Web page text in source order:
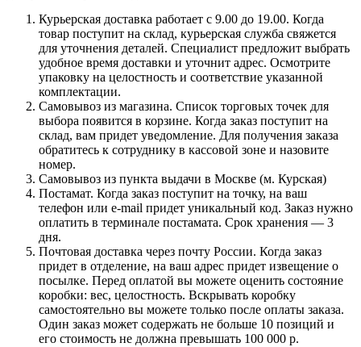
Курьерская доставка работает с 9.00 до 19.00. Когда
товар поступит на склад, курьерская служба свяжется
для уточнения деталей. Специалист предложит выбрать
удобное время доставки и уточнит адрес. Осмотрите
упаковку на целостность и соответствие указанной
комплектации.
Самовывоз из магазина. Список торговых точек для
выбора появится в корзине. Когда заказ поступит на
склад, вам придет уведомление. Для получения заказа
обратитесь к сотруднику в кассовой зоне и назовите
номер.
Самовывоз из пункта выдачи в Москве (м. Курская)
Постамат. Когда заказ поступит на точку, на ваш
телефон или e-mail придет уникальный код. Заказ нужно
оплатить в терминале постамата. Срок хранения — 3
дня.
Почтовая доставка через почту России. Когда заказ
придет в отделение, на ваш адрес придет извещение о
посылке. Перед оплатой вы можете оценить состояние
коробки: вес, целостность. Вскрывать коробку
самостоятельно вы можете только после оплаты заказа.
Один заказ может содержать не больше 10 позиций и
его стоимость не должна превышать 100 000 р.